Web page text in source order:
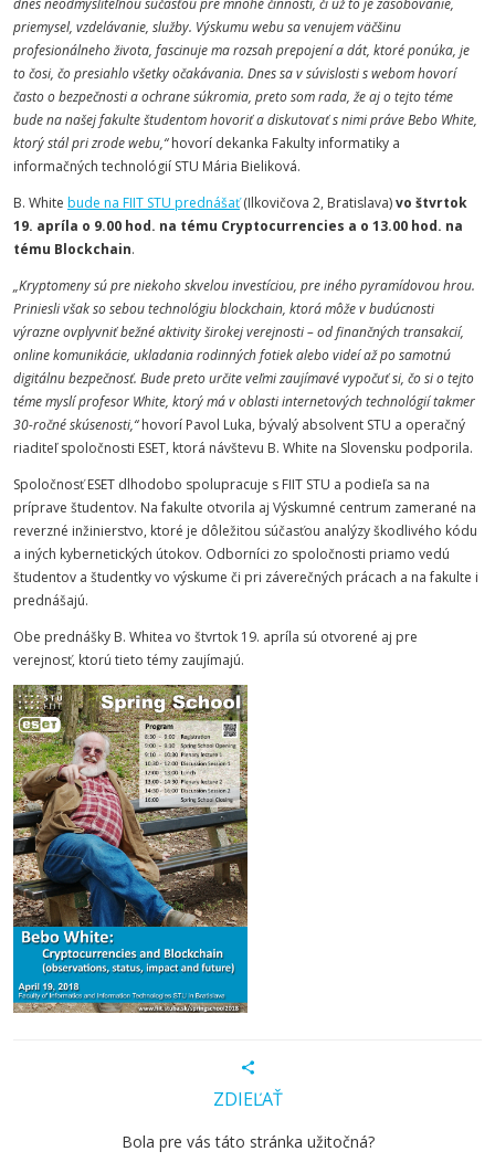
dnes neodmysliteľnou súčasťou pre mnohé činnosti, či už to je zásobovanie,
priemysel, vzdelávanie, služby. Výskumu webu sa venujem väčšinu
profesionálneho života, fascinuje ma rozsah prepojení a dát, ktoré ponúka, je
to čosi, čo presiahlo všetky očakávania. Dnes sa v súvislosti s webom hovorí
často o bezpečnosti a ochrane súkromia, preto som rada, že aj o tejto téme
bude na našej fakulte študentom hovoriť a diskutovať s nimi práve Bebo White,
ktorý stál pri zrode webu,“hovorí dekanka Fakulty informatiky a
informačných technológií STU Mária Bieliková.
B. White bude na FIIT STU prednášať(Ilkovičova 2, Bratislava)vo štvrtok
19. apríla o 9.00 hod. na tému Cryptocurrencies a o 13.00 hod. na
tému Blockchain.
„Kryptomeny sú pre niekoho skvelou investíciou, pre iného pyramídovou hrou.
Priniesli však so sebou technológiu blockchain, ktorá môže v budúcnosti
výrazne ovplyvniť bežné aktivity širokej verejnosti – od finančných transakcií,
online komunikácie, ukladania rodinných fotiek alebo videí až po samotnú
digitálnu bezpečnosť. Bude preto určite veľmi zaujímavé vypočuť si, čo si o tejto
téme myslí profesor White, ktorý má v oblasti internetových technológií takmer
30-ročné skúsenosti,“hovorí Pavol Luka, bývalý absolvent STU a operačný
riaditeľ spoločnosti ESET, ktorá návštevu B. White na Slovensku podporila.
Spoločnosť ESET dlhodobo spolupracuje s FIIT STU a podieľa sa na
príprave študentov. Na fakulte otvorila aj Výskumné centrum zamerané na
reverzné inžinierstvo, ktoré je dôležitou súčasťou analýzy škodlivého kódu
a iných kybernetických útokov. Odborníci zo spoločnosti priamo vedú
študentov a študentky vo výskume či pri záverečných prácach a na fakulte i
prednášajú.
Obe prednášky B. Whitea vo štvrtok 19. apríla sú otvorené aj pre
verejnosť, ktorú tieto témy zaujímajú.
ZDIEĽAŤ
Bola pre vás táto stránka užitočná?